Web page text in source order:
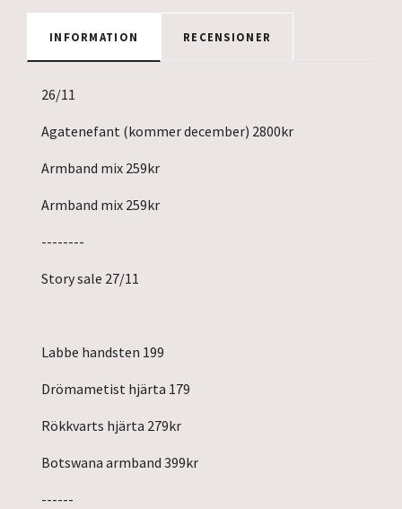
INFORMATION RECENSIONER
26/11
Agatenefant (kommer december) 2800kr
Armband mix 259kr
Armband mix 259kr
--------
Story sale 27/11
Labbe handsten 199
Drömametist hjärta 179
Rökkvarts hjärta 279kr
Botswana armband 399kr
------